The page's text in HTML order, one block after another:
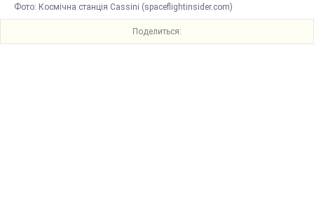
Фото: Космічна станція Cassini (spaceflightinsider.com)
Поделиться: